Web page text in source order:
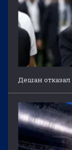
Дешан отказал